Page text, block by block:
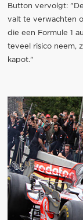
Button vervolgt:
valt te verwachten
die een Formule 1
teveel risico neem,
kapot."